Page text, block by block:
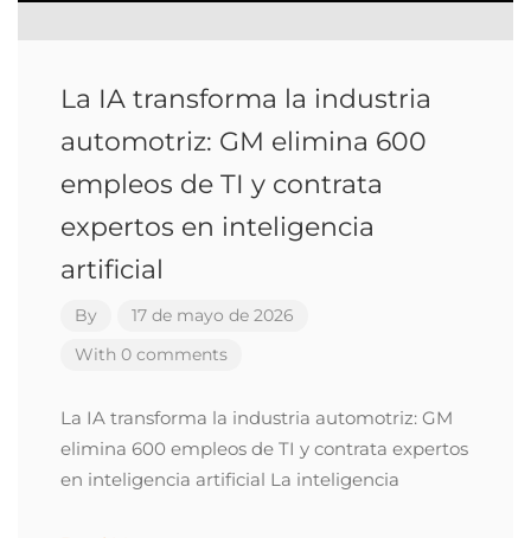
La IA transforma la industria
automotriz: GM elimina 600
empleos de TI y contrata
expertos en inteligencia
artificial
By
17 de mayo de 2026
With 0 comments
La IA transforma la industria automotriz: GM
elimina 600 empleos de TI y contrata expertos
en inteligencia artificial La inteligencia